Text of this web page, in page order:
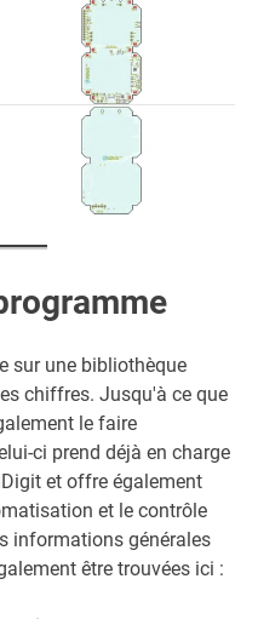
sur une bibliothèque
chiffres. Jusqu'à ce que
le faire
ci prend déjà en charge
et offre également
et le contrôle
informations générales
être trouvées ici :